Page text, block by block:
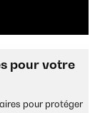
pour votre
pour protéger